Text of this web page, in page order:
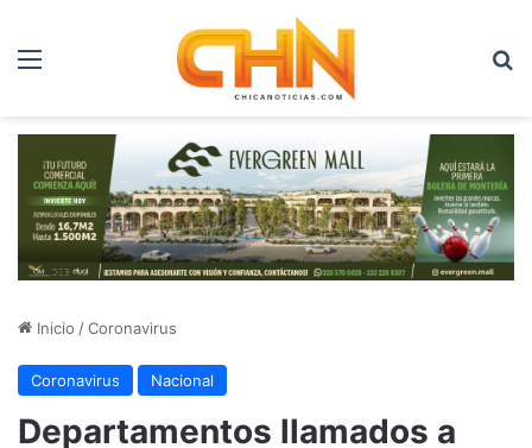
Menú
Inicio /Coronavirus
Coronavirus Nacional
Departamentos llamados a